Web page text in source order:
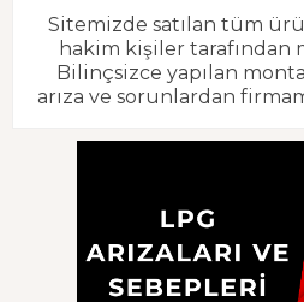
Sitemizde satılan tüm
hakim kişiler tarafından
Bilinçsizce yapılan
arıza ve sorunlardan